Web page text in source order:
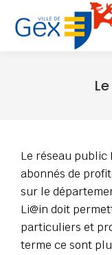
Le réseau public
abonnés de
sur le
Li@in doit
particuliers et
terme ce sont